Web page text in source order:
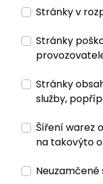
Stránky v
Stránky
Stránky
služby,
Šíření warez
na takovýto